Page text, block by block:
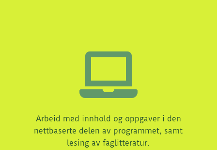

Arbeid med innhold og oppgaver i den
nettbaserte delen av programmet, samt
lesing av faglitteratur.